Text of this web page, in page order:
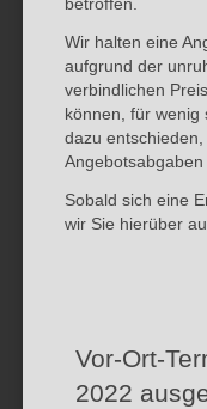
betroffen.
Wir halten eine
aufgrund der
verbindlichen
können, für wenig
dazu
Sobald sich eine
wir Sie hierüber
Vor-Ort-
2022